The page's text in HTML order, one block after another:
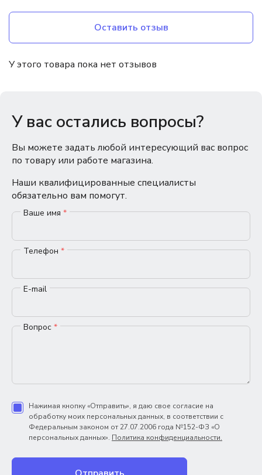
Оставить отзыв
У этого товара пока нет отзывов
У вас остались вопросы?
Вы можете задать любой интересующий вас вопрос
по товару или работе магазина.
Наши квалифицированные специалисты
обязательно вам помогут.
Ваше имя *
Телефон *
E-mail
Вопрос *
Нажимая кнопку «Отправить», я даю свое согласие на
обработку моих персональных данных, в соответствии с
Федеральным законом от 27.07.2006 года №152-ФЗ «О
персональных данных». Политика конфиденциальности.